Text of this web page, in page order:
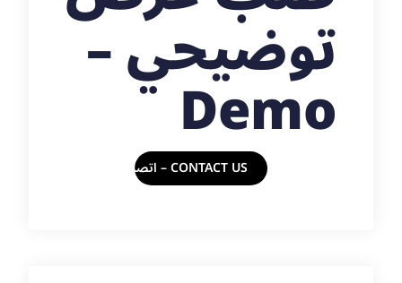
توضيحي –
Demo
CONTACT US – اتصل بنا